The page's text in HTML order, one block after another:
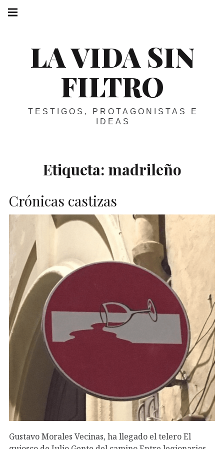
Skip
LA VIDA SIN
FILTRO
TESTIGOS, PROTAGONISTAS E
IDEAS
navigation
Etiqueta: madrileño
Crónicas castizas
Gustavo Morales Vecinas, ha llegado el telero El